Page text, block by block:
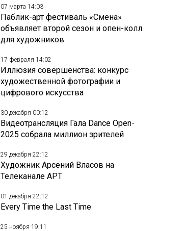
07 марта 14:03
Паблик-арт фестиваль «Смена»
объявляет второй сезон и опен-колл
для художников
17 февраля 14:02
Иллюзия совершенства: конкурс
художественной фотографии и
цифрового искусства
30 декабря 00:12
Видеотрансляция Гала Dance Open-
2025 собрала миллион зрителей
29 декабря 22:12
Художник Арсений Власов на
Телеканале АРТ
01 декабря 22:12
Every Time the Last Time
25 ноября 19:11